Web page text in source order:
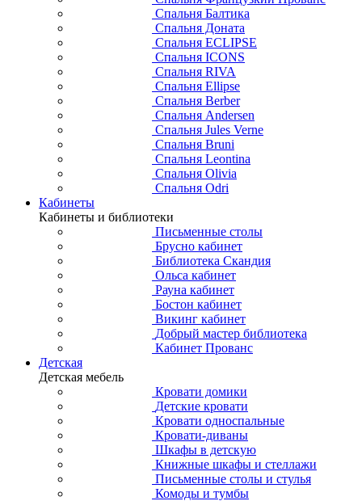
Спальня Балтика
Спальня Доната
Спальня ECLIPSE
Спальня ICONS
Спальня RIVA
Спальня Ellipse
Спальня Berber
Спальня Andersen
Спальня Jules Verne
Спальня Bruni
Спальня Leontina
Спальня Olivia
Спальня Odri
Кабинеты
Кабинеты и библиотеки
Письменные столы
Брусно кабинет
Библиотека Скандия
Ольса кабинет
Рауна кабинет
Бостон кабинет
Викинг кабинет
Добрый мастер библиотека
Кабинет Прованс
Детская
Детская мебель
Кровати домики
Детские кровати
Кровати односпальные
Кровати-диваны
Шкафы в детскую
Книжные шкафы и стеллажи
Письменные столы и стулья
Комоды и тумбы